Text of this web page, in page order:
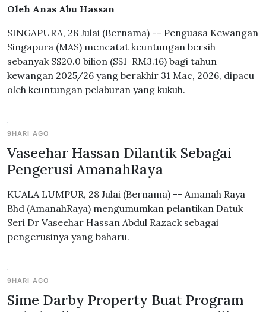
Oleh Anas Abu Hassan
SINGAPURA, 28 Julai (Bernama) -- Penguasa Kewangan
Singapura (MAS) mencatat keuntungan bersih
sebanyak S$20.0 bilion (S$1=RM3.16) bagi tahun
kewangan 2025/26 yang berakhir 31 Mac, 2026, dipacu
oleh keuntungan pelaburan yang kukuh.
9HARI AGO
Vaseehar Hassan Dilantik Sebagai
Pengerusi AmanahRaya
KUALA LUMPUR, 28 Julai (Bernama) -- Amanah Raya
Bhd (AmanahRaya) mengumumkan pelantikan Datuk
Seri Dr Vaseehar Hassan Abdul Razack sebagai
pengerusinya yang baharu.
9HARI AGO
Sime Darby Property Buat Program